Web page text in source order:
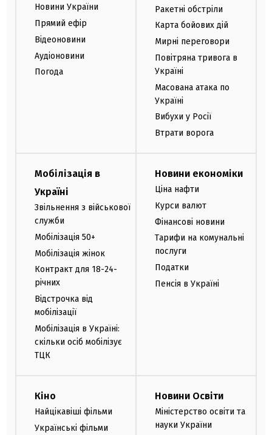
Новини України
Прямий ефір
Відеоновини
Аудіоновини
Погода
Ракетні обстріли
Карта бойових дій
Мирні переговори
Повітряна тривога в
Україні
Масована атака по
Україні
Вибухи у Росії
Втрати ворога
Мобілізація в
Україні
Звільнення з військової
служби
Мобілізація 50+
Мобілізація жінок
Контракт для 18-24-
річних
Відстрочка від
мобілізації
Мобілізація в Україні:
скільки осіб мобілізує
ТЦК
Новини економіки
Ціна нафти
Курси валют
Фінансові новини
Тарифи на комунальні
послуги
Податки
Пенсія в Україні
Кіно
Найцікавіші фільми
Українські фільми
Новини Освіти
Міністерство освіти та
науки України